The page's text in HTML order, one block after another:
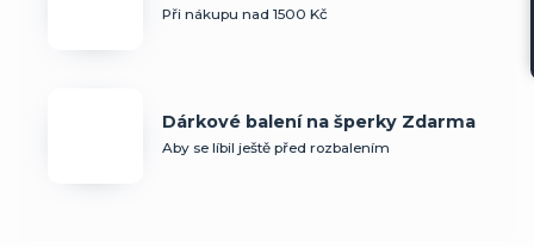
Při nákupu nad 1500 Kč
Dárkové balení na šperky Zdarma
Aby se líbil ještě před rozbalením